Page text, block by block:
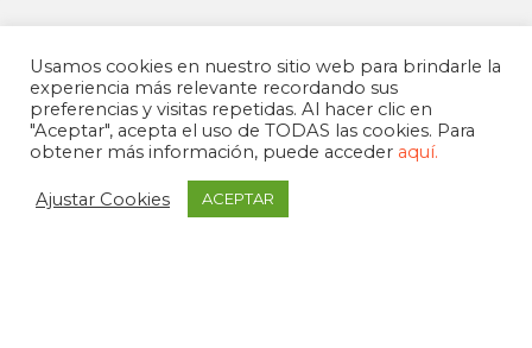
Usamos cookies en nuestro sitio web para brindarle la
experiencia más relevante recordando sus
preferencias y visitas repetidas. Al hacer clic en
"Aceptar", acepta el uso de TODAS las cookies. Para
obtener más información, puede acceder aquí.
Ajustar Cookies ACEPTAR